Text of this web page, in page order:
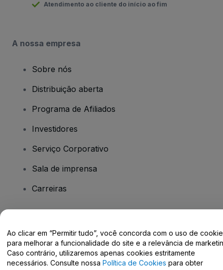
Atendimento ao cliente do início ao fim
A nossa empresa
Sobre nós
Distribuição aberta
Programa de Afiliados
Investidores
Serviço Corporativo
Sala de imprensa
Carreiras
Centro de Ajuda / Fale Conosco
Ao clicar em “Permitir tudo”, você concorda com o uso de
para melhorar a funcionalidade do site e a relevância de
Caso contrário, utilizaremos apenas cookies estritamente
necessários. Consulte nossa Política de Cookies para obter